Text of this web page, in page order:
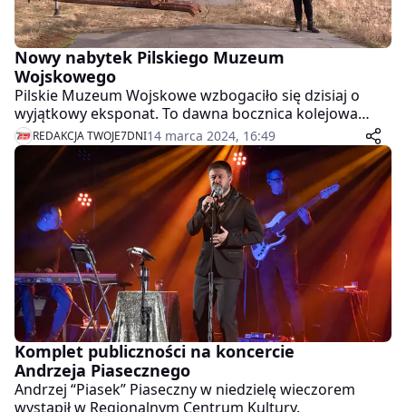
Nowy nabytek Pilskiego Muzeum
Wojskowego
Pilskie Muzeum Wojskowe wzbogaciło się dzisiaj o
wyjątkowy eksponat. To dawna bocznica kolejowa
bazy sterowców, która funkcjonowała w Pile w czasach
I Wojny Światowej.
REDAKCJA TWOJE7DNI14 marca 2024, 16:49
Komplet publiczności na koncercie
Andrzeja Piasecznego
Andrzej “Piasek” Piaseczny w niedzielę wieczorem
wystąpił w Regionalnym Centrum Kultury.